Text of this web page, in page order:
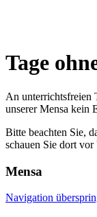
Tage
An unterrichtsfreien
unserer Mensa kein
Bitte beachten Sie,
schauen Sie dort
Mensa
Navigation